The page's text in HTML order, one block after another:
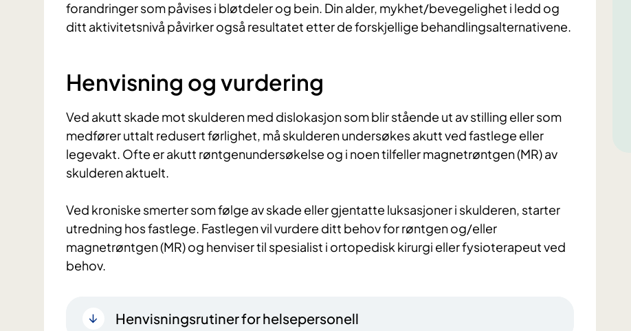
forandringer som påvises i bløtdeler og bein. Din alder, mykhet/bevegelighet i ledd og
ditt aktivitetsnivå påvirker også resultatet etter de forskjellige behandlingsalternativene.
Henvisning og vurdering
Ved akutt skade mot skulderen med dislokasjon som blir stående ut av stilling eller som
medfører uttalt redusert førlighet, må skulderen undersøkes akutt ved fastlege eller
legevakt. Ofte er akutt røntgenundersøkelse og i noen tilfeller magnetrøntgen (MR) av
skulderen aktuelt.
Ved kroniske smerter som følge av skade eller gjentatte luksasjoner i skulderen, starter
utredning hos fastlege. Fastlegen vil vurdere ditt behov for røntgen og/eller
magnetrøntgen (MR) og henviser til spesialist i ortopedisk kirurgi eller fysioterapeut ved
behov.
Henvisningsrutiner for helsepersonell